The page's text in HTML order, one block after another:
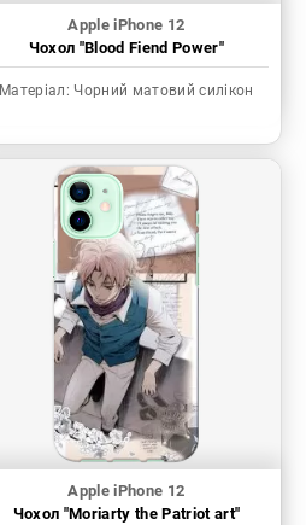
Apple iPhone 12
Чохол "Blood Fiend Power"
Матеріал: Чорний матовий силікон
Apple iPhone 12
Чохол "Moriarty the Patriot art"